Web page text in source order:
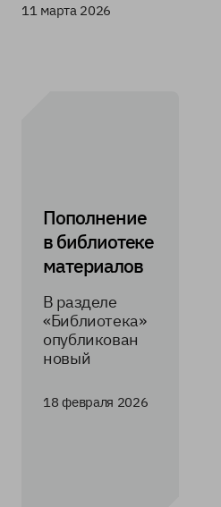
11 марта 2026
Пополнение
в библиотеке
материалов
В разделе
«Библиотека»
опубликован
новый
«Ребенок в
реанимации.
18 февраля 2026